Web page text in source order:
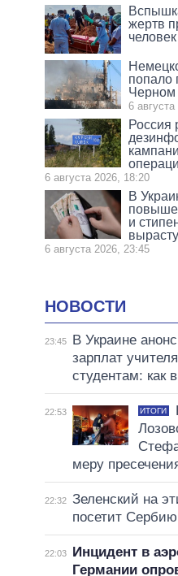
жертв
человек
попало
Черном
6
Россия
6 августа 2026, 18:20
В
и
6 августа 2026, 23:45
НОВОСТИ
23:45
В Украине
зарплат
студентам: как
22:53 ИТОГИ
меру
22:32 Зеленский на
посетит Сербию
22:03
Инцидент в
Германии